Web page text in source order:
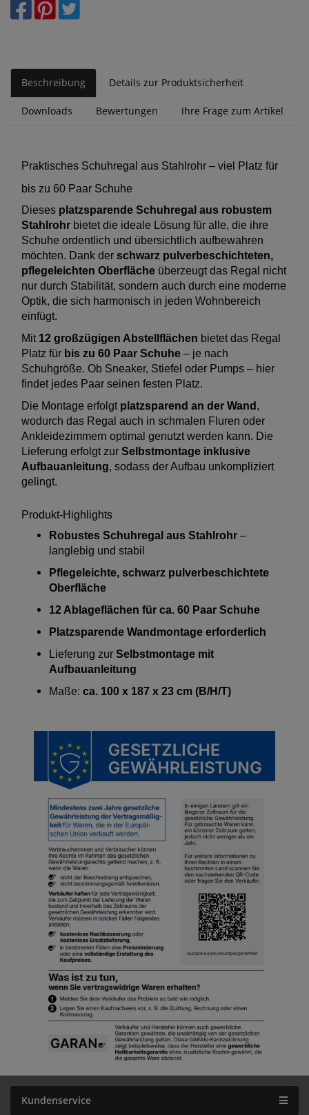
Beschreibung Details zur Produktsicherheit
Downloads Bewertungen Ihre Frage zum Artikel
Praktisches Schuhregal aus Stahlrohr – viel Platz für
bis zu 60 Paar Schuhe
Dieses platzsparende Schuhregal aus robustem
Stahlrohr bietet die ideale Lösung für alle, die ihre
Schuhe ordentlich und übersichtlich aufbewahren
möchten. Dank der schwarz pulverbeschichteten,
pflegeleichten Oberfläche überzeugt das Regal nicht
nur durch Stabilität, sondern auch durch eine moderne
Optik, die sich harmonisch in jeden Wohnbereich
einfügt.
Mit 12 großzügigen Abstellflächen bietet das Regal
Platz für bis zu 60 Paar Schuhe – je nach
Schuhgröße. Ob Sneaker, Stiefel oder Pumps – hier
findet jedes Paar seinen festen Platz.
Die Montage erfolgt platzsparend an der Wand ,
wodurch das Regal auch in schmalen Fluren oder
Ankleidezimmern optimal genutzt werden kann. Die
Lieferung erfolgt zur Selbstmontage inklusive
Aufbauanleitung, sodass der Aufbau unkompliziert
gelingt.
Produkt-Highlights
Robustes Schuhregal aus Stahlrohr –
langlebig und stabil
Pflegeleichte, schwarz pulverbeschichtete
Oberfläche
12 Ablageflächen für ca. 60 Paar Schuhe
Platzsparende Wandmontage erforderlich
Lieferung zur Selbstmontage mit
Aufbauanleitung
Maße: ca. 100 x 187 x 23 cm (B/H/T)
Kundenservice